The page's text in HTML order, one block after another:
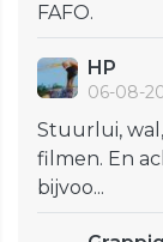
FAFO.
HP
06-08-
Stuurlui,
filmen. En
bijvoo...